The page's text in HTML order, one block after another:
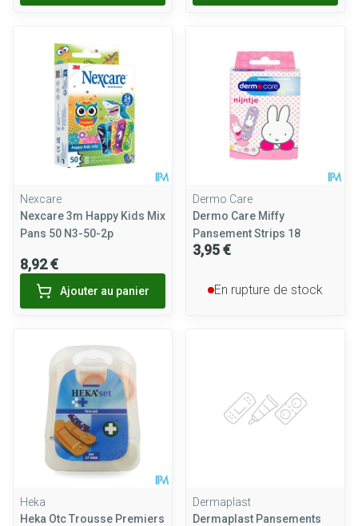
Nexcare
Nexcare 3m Happy Kids Mix
Pans 50 N3-50-2p
8,92 €
Ajouter au panier
Dermo Care
Dermo Care Miffy
Pansement Strips 18
3,95 €
En rupture de stock
Heka
Heka Otc Trousse Premiers
Dermaplast
Dermaplast Pansements